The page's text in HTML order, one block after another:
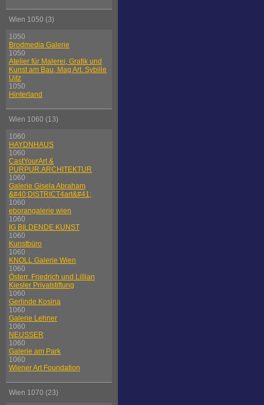
Wien 1050 (3)
1050
Brodmedia Galerie
1050
Atelier für Malerei, Grafik und
Kunst am Bau, Mag Art. Sybille
Uitz
1050
Hinterland
Wien 1060 (13)
1060
HAYDNHAUS
1060
CastYourArt &
PURPUR.ARCHITEKTUR
1060
Galerie Gisela Abraham
&#40;DISTRICT4art&#41;
1060
eborangalerie wien
1060
IG BILDENDE KUNST
1060
Kunstbüro
1060
KNOLL Galerie Wien
1060
Österr. Friedrich und Lillian
Kiesler Privatstiftung
1060
Gerlinde Kosina
1060
Galerie Lehner
1060
NEUSSER
1060
Galerie am Park
1060
Wiener Art Foundation
Wien 1070 (23)